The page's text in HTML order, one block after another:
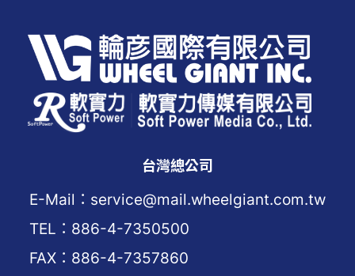
台灣總公司
E-Mail：service@mail.wheelgiant.com.tw
TEL：886-4-7350500
FAX：886-4-7357860